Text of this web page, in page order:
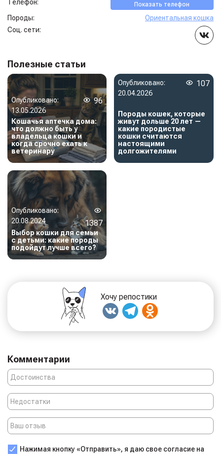
Телефон:
Показать телефон
Породы:
Ориентальная кошка
Соц. сети:
Полезные статьи
Опубликовано:
13.05.2026
96
Кошачья аптечка дома:
что должно быть у
владельца кошки и
когда срочно ехать к
ветеринару
Опубликовано:
20.04.2026
107
Породы кошек, которые
живут дольше 20 лет —
какие породистые
кошки считаются
настоящими
долгожителями
Опубликовано:
20.08.2024
1387
Выбор кошки для семьи
с детьми: какие породы
подойдут лучше всего?
Хочу репостики
Комментарии
Нажимая кнопку «Отправить», я даю свое согласие на